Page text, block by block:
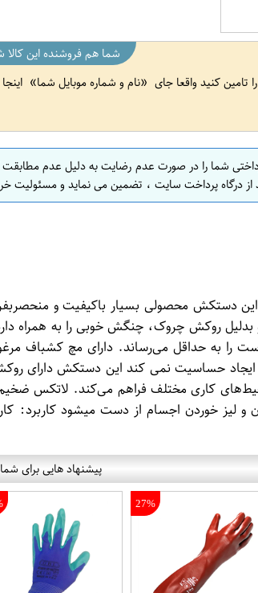
شما هم فروشنده این کالا
تامین کنید واقعا جای
نام و شماره موبایل شما
شما را در صورت عدم رضایت به دلیل عدم
درگاه پرداخت سایت ، تضمین می نماید و مسئولیت
و بدلیل روکش چروک، چنگش خوبی را به
را به حداقل می‌رساند. دارای مچ کشباف
ایجاد حساسیت نمی کند این دستکش دارای
محیط‌های کاری مختلف فراهم می‌کند.
لیز خوردن اجسام از دست میشود کاربرد:
پیشنهاد هایی برای شما
27%